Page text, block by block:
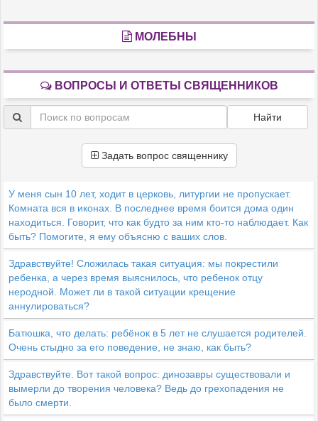
МОЛЕБНЫ
ВОПРОСЫ И ОТВЕТЫ СВЯЩЕННИКОВ
Найти
Задать вопрос священнику
У меня сын 10 лет, ходит в церковь, литургии не пропускает.
Комната вся в иконах. В последнее время боится дома один
находиться. Говорит, что как будто за ним кто-то наблюдает. Как
быть? Помогите, я ему объясню с ваших слов.
Здравствуйте! Сложилась такая ситуация: мы покрестили
ребенка, а через время выяснилось, что ребенок отцу
неродной. Может ли в такой ситуации крещение
аннулироваться?
Батюшка, что делать: ребёнок в 5 лет не слушается родителей.
Очень стыдно за его поведение, не знаю, как быть?
Здравствуйте. Вот такой вопрос: динозавры существовали и
вымерли до творения человека? Ведь до грехопадения не
было смерти.